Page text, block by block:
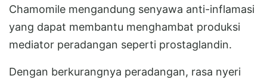
Chamomile mengandung senyawa anti-inflamasi
yang dapat membantu menghambat produksi
mediator peradangan seperti prostaglandin.
Dengan berkurangnya peradangan, rasa nyeri